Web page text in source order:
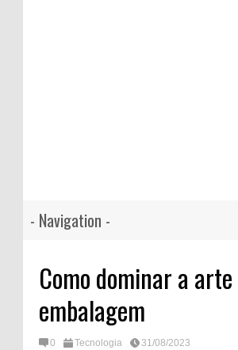
Como dominar a
embalagem
0 Tecnologia 31/08/2023